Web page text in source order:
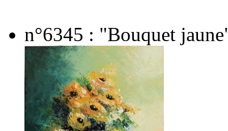
n°6345 : "Bouquet